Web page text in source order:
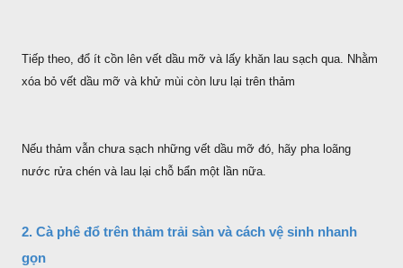
Tiếp theo, đổ ít cồn lên vết dầu mỡ và lấy khăn lau sạch qua. Nhằm
xóa bỏ vết dầu mỡ và khử mùi còn lưu lại trên thảm
Nếu thảm vẫn chưa sạch những vết dầu mỡ đó, hãy pha loãng
nước rửa chén và lau lại chỗ bẩn một lần nữa.
2. Cà phê đổ trên thảm trải sàn và cách vệ sinh nhanh
gọn